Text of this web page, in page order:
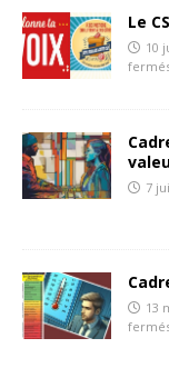
Le
10
7
13